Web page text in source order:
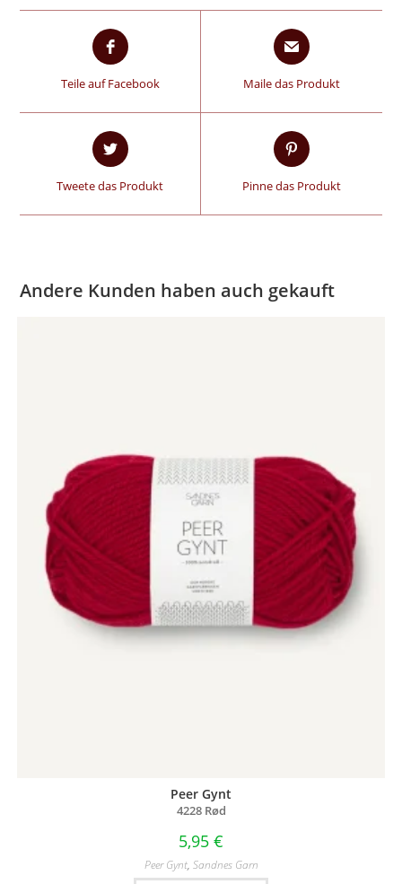
Teile auf Facebook Maile das Produkt
Tweete das Produkt Pinne das Produkt
Andere Kunden haben auch gekauft
Peer Gynt
4228 Rød
5,95 €
Peer Gynt, Sandnes Garn